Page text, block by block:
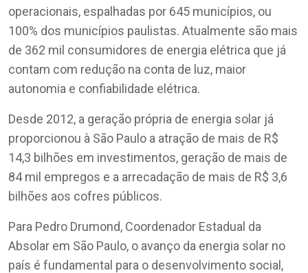
operacionais, espalhadas por 645 municípios, ou
100% dos municípios paulistas. Atualmente são mais
de 362 mil consumidores de energia elétrica que já
contam com redução na conta de luz, maior
autonomia e confiabilidade elétrica.
Desde 2012, a geração própria de energia solar já
proporcionou à São Paulo a atração de mais de R$
14,3 bilhões em investimentos, geração de mais de
84 mil empregos e a arrecadação de mais de R$ 3,6
bilhões aos cofres públicos.
Para Pedro Drumond, Coordenador Estadual da
Absolar em São Paulo, o avanço da energia solar no
país é fundamental para o desenvolvimento social,